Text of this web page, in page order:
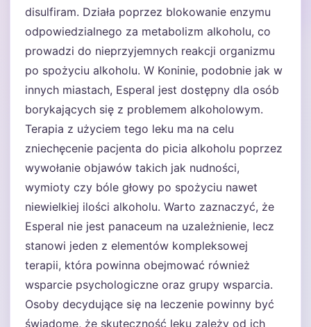
disulfiram. Działa poprzez blokowanie enzymu
odpowiedzialnego za metabolizm alkoholu, co
prowadzi do nieprzyjemnych reakcji organizmu
po spożyciu alkoholu. W Koninie, podobnie jak w
innych miastach, Esperal jest dostępny dla osób
borykających się z problemem alkoholowym.
Terapia z użyciem tego leku ma na celu
zniechęcenie pacjenta do picia alkoholu poprzez
wywołanie objawów takich jak nudności,
wymioty czy bóle głowy po spożyciu nawet
niewielkiej ilości alkoholu. Warto zaznaczyć, że
Esperal nie jest panaceum na uzależnienie, lecz
stanowi jeden z elementów kompleksowej
terapii, która powinna obejmować również
wsparcie psychologiczne oraz grupy wsparcia.
Osoby decydujące się na leczenie powinny być
świadome, że skuteczność leku zależy od ich